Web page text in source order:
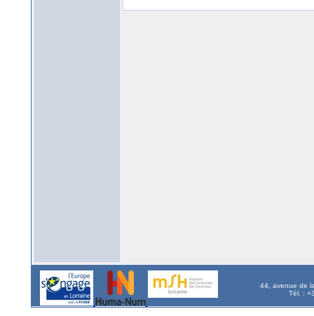
44, avenue de
Tél. :